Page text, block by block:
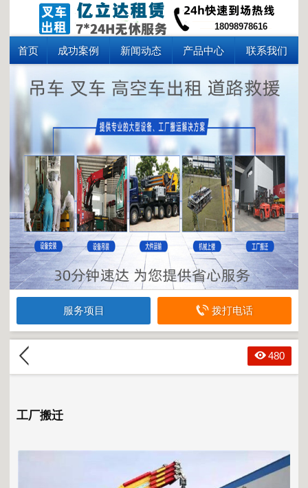
18098978616
首页 成功案例 新闻动态 产品中心 联系我们
服务项目 拨打电话
480
工厂搬迁